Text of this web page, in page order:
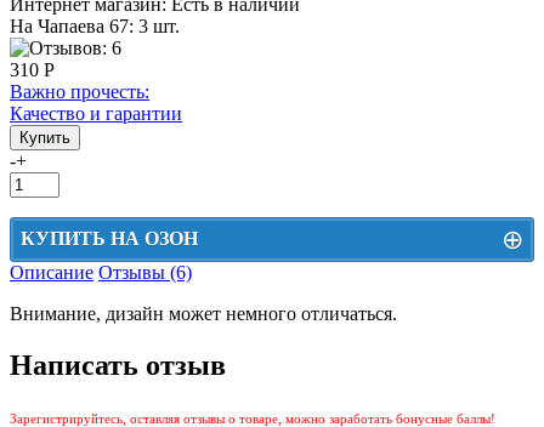
На Чапаева 67: 3 шт.
310 Р
Важно прочесть:
Качество и гарантии
-+
КУПИТЬ НА ОЗОН ⊕
Цена на Озон включает доставку, упаковку и комиссии маркетплейса
Этот товар можно приобрести на Озон. Для перехода в маркетплейс
Описание Отзывы (6)
Внимание, дизайн может немного отличаться.
Написать отзыв
Зарегистрируйтесь, оставляя отзывы о товаре, можно заработать бонусные баллы!